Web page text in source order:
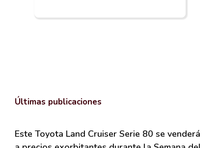
Últimas publicaciones
Este Toyota Land Cruiser Serie 80 se venderá